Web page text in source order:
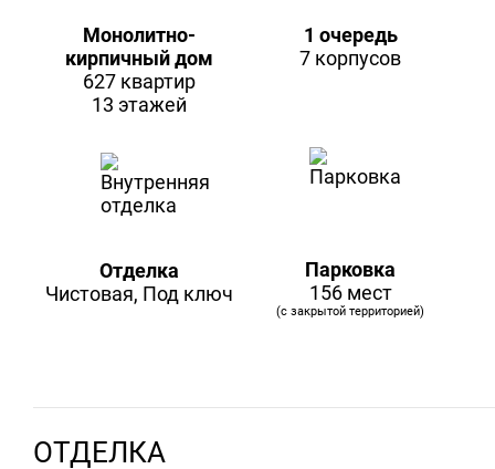
Монолитно-
кирпичный дом
627 квартир
13 этажей
1 очередь
7 корпусов
Отделка
Чистовая, Под ключ
Парковка
156 мест
(с закрытой территорией)
ОТДЕЛКА